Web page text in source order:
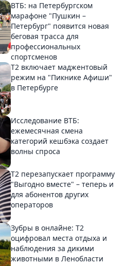
ВТБ: на Петербургском
марафоне "Пушкин –
Петербург" появится новая
беговая трасса для
профессиональных
спортсменов
Т2 включает маджентовый
режим на "Пикнике Афиши"
в Петербурге
Исследование ВТБ:
ежемесячная смена
категорий кешбэка создает
волны спроса
Т2 перезапускает программу
"Выгодно вместе" – теперь и
для абонентов других
операторов
Зубры в онлайне: Т2
оцифровал места отдыха и
наблюдения за дикими
животными в Ленобласти